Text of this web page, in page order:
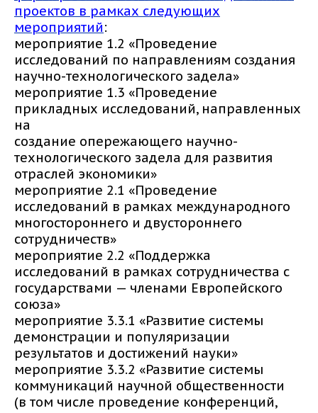
проектов в рамках следующих
мероприятий:
мероприятие 1.2 «Проведение
исследований по направлениям создания
научно-технологического задела»
мероприятие 1.3 «Проведение
прикладных исследований, направленных
на
создание опережающего научно-
технологического задела для развития
отраслей экономики»
мероприятие 2.1 «Проведение
исследований в рамках международного
многостороннего и двустороннего
сотрудничеств»
мероприятие 2.2 «Поддержка
исследований в рамках сотрудничества с
государствами — членами Европейского
союза»
мероприятие 3.3.1 «Развитие системы
демонстрации и популяризации
результатов и достижений науки»
мероприятие 3.3.2 «Развитие системы
коммуникаций научной общественности
(в том числе проведение конференций,